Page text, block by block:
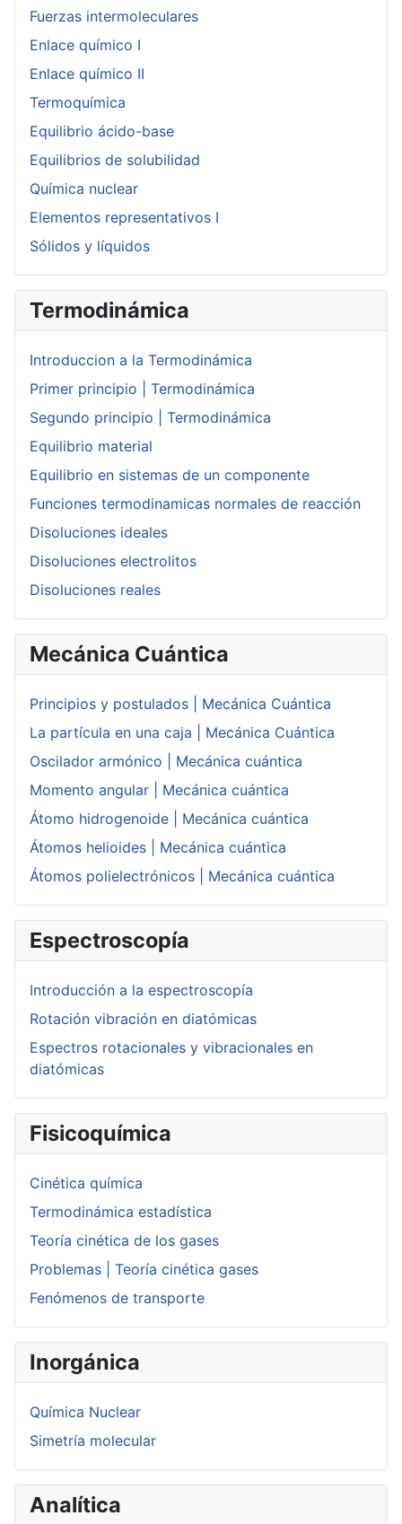
Fuerzas intermoleculares
Enlace químico I
Enlace químico II
Termoquímica
Equilibrio ácido-base
Equilibrios de solubilidad
Química nuclear
Elementos representativos I
Sólidos y líquidos
Termodinámica
Introduccion a la Termodinámica
Primer principio | Termodinámica
Segundo principio | Termodinámica
Equilibrio material
Equilibrio en sistemas de un componente
Funciones termodinamicas normales de reacción
Disoluciones ideales
Disoluciones electrolitos
Disoluciones reales
Mecánica Cuántica
Principios y postulados | Mecánica Cuántica
La partícula en una caja | Mecánica Cuántica
Oscilador armónico | Mecánica cuántica
Momento angular | Mecánica cuántica
Átomo hidrogenoide | Mecánica cuántica
Átomos helioides | Mecánica cuántica
Átomos polielectrónicos | Mecánica cuántica
Espectroscopía
Introducción a la espectroscopía
Rotación vibración en diatómicas
Espectros rotacionales y vibracionales en
diatómicas
Fisicoquímica
Cinética química
Termodinámica estadística
Teoría cinética de los gases
Problemas | Teoría cinética gases
Fenómenos de transporte
Inorgánica
Química Nuclear
Simetría molecular
Analítica